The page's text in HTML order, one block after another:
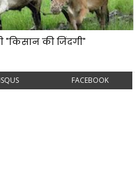
की जिंदगी"
FACEBOOK